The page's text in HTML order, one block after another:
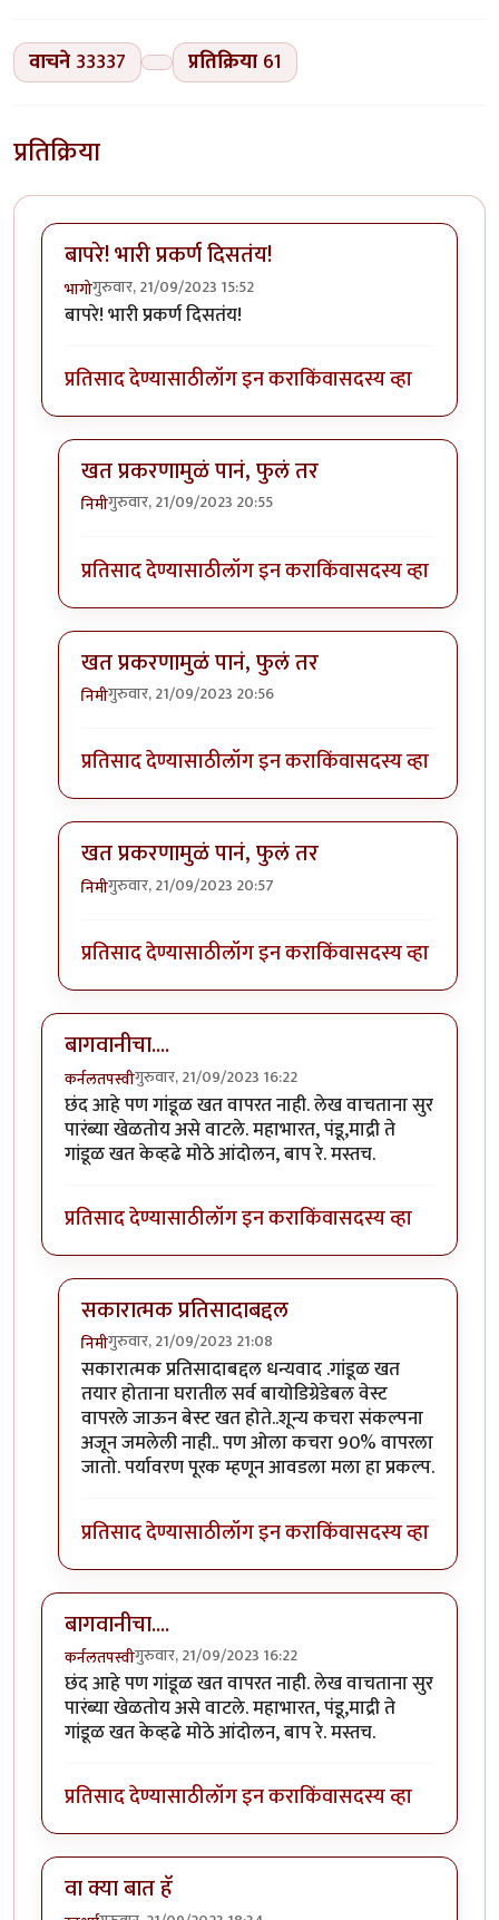
वाचने 33337 प्रतिक्रिया 61
प्रतिक्रिया
बापरे! भारी प्रकर्ण दिसतंय!
भागोगुरुवार, 21/09/2023 15:52
बापरे! भारी प्रकर्ण दिसतंय!
प्रतिसाद देण्यासाठीलॉग इन कराकिंवासदस्य व्हा
खत प्रकरणामुळं पानं, फुलं तर
निमीगुरुवार, 21/09/2023 20:55
प्रतिसाद देण्यासाठीलॉग इन कराकिंवासदस्य व्हा
खत प्रकरणामुळं पानं, फुलं तर
निमीगुरुवार, 21/09/2023 20:56
प्रतिसाद देण्यासाठीलॉग इन कराकिंवासदस्य व्हा
खत प्रकरणामुळं पानं, फुलं तर
निमीगुरुवार, 21/09/2023 20:57
प्रतिसाद देण्यासाठीलॉग इन कराकिंवासदस्य व्हा
बागवानीचा....
कर्नलतपस्वीगुरुवार, 21/09/2023 16:22
छंद आहे पण गांडूळ खत वापरत नाही. लेख वाचताना सुर
पारंब्या खेळतोय असे वाटले. महाभारत, पंडू,माद्री ते
गांडूळ खत केव्हढे मोठे आंदोलन, बाप रे. मस्तच.
प्रतिसाद देण्यासाठीलॉग इन कराकिंवासदस्य व्हा
सकारात्मक प्रतिसादाबद्दल
निमीगुरुवार, 21/09/2023 21:08
In reply toबागवानीचा....byकर्नलतपस्वी
सकारात्मक प्रतिसादाबद्दल धन्यवाद .गांडूळ खत
तयार होताना घरातील सर्व बायोडिग्रेडेबल वेस्ट
वापरले जाऊन बेस्ट खत होते..शून्य कचरा संकल्पना
अजून जमलेली नाही.. पण ओला कचरा 90% वापरला
जातो. पर्यावरण पूरक म्हणून आवडला मला हा प्रकल्प.
प्रतिसाद देण्यासाठीलॉग इन कराकिंवासदस्य व्हा
बागवानीचा....
कर्नलतपस्वीगुरुवार, 21/09/2023 16:22
छंद आहे पण गांडूळ खत वापरत नाही. लेख वाचताना सुर
पारंब्या खेळतोय असे वाटले. महाभारत, पंडू,माद्री ते
गांडूळ खत केव्हढे मोठे आंदोलन, बाप रे. मस्तच.
प्रतिसाद देण्यासाठीलॉग इन कराकिंवासदस्य व्हा
वा क्या बात हॅ